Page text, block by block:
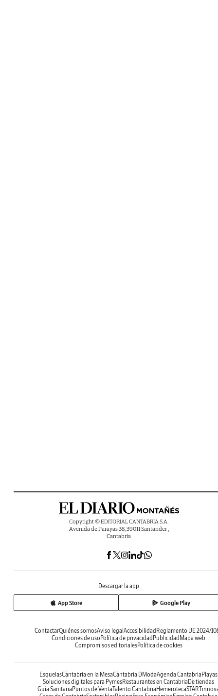
Copyright © EDITORIAL CANTABRIA S.A.
Avenida de Parayas 38, 39011 Santander ,
Cantabria
Descargar la app
App Store Google Play
ContactarQuiénes somosAviso legal Accesibilidad Reglamento UE 2024/
Condiciones de uso Política de privacidad Publicidad Mapa web
Compromisos editorialesPolítica de cookies
EsquelasCantabria en la MesaCantabria DModaAgenda Cantabria Playas
Soluciones digitales para PymesRestaurantes en Cantabria De tiendas
Guía Sanitaria Puntos de VentaTalento Cantabria Hemeroteca